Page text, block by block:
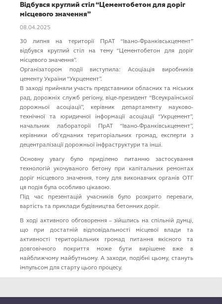
КОНТАКТИ
ПОСТАЧАННЯ ЕЛЕКТРОЕНЕРГІЇ
КАР’ЄРА
Відбувся круглий стіл “Цементобетон для доріг
місцевого значення”
08.04.2025
30 липня на території ПрАТ “Івано-Франківськцемент”
відбувся круглий стіл на тему “Цементобетон для доріг
місцевого значення”.
Організатором події виступила: Асоціація виробників
цементу України “Укрцемент”.
В заході прийняли участь представники обласних та міських
рад, дорожніх служб регіону, віце-президент “Всеукраїнської
дорожньої асоціації”, керівник департаменту науково-
технічної та юридичної інформації асоціації “Укрцемент”,
начальник лабораторії ПрАТ “Івано-Франківськцемент”,
керівники об’єднаних територіальних громад, експерти з
децентралізації дорожньої інфраструктури та інші.
Основну увагу було приділено питанню застосування
технологій укочуваного бетону при капітальних ремонтах
доріг місцевого значення, тому для виконавчих органів ОТГ
ця подія була особливо цікавою.
Під час презентацій учасників було розкрито переваги,
вартість та приклади будівництва бетонних доріг.
В ході активного обговорення – зійшлись на спільній думці,
що при достатній відповідальності місцевої влади та
активності територіальних громад питання якісного та
довговічного покриття може бути вирішене вже в
найближчому майбутньому. А заходи, подібні цьому, стануть
імпульсом для старту цього процесу.